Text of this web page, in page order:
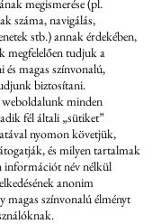
megismerése (pl.
száma, navigálás,
stb.) annak érdekében,
megfelelően tudjuk a
és magas színvonalú,
biztosítani.
weboldalunk minden
fél általi „sütiket”
nyomon követjük,
és milyen tartalmak
név nélkül
anonim
magas színvonalú élményt